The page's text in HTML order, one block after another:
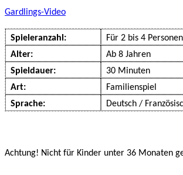
Gardlings-Video
Spieleranzahl:
Für 2 bis 4 Personen
Alter:
Ab 8 Jahren
Spieldauer:
30 Minuten
Art:
Familienspiel
Sprache:
Deutsch /
Achtung! Nicht für Kinder unter 36 Monaten